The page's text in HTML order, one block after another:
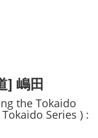
] 嶋田
the Tokaido
Series ) :